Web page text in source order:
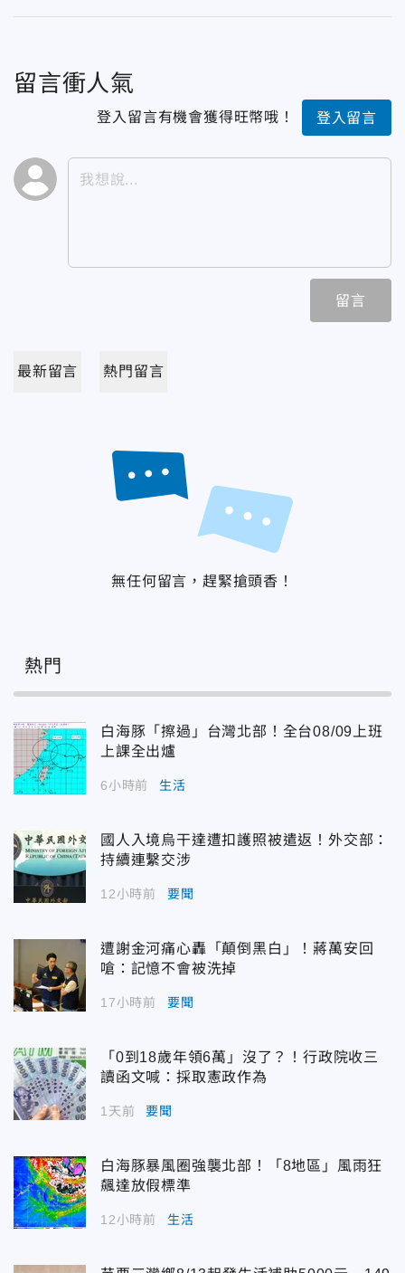
留言衝人氣
登入留言有機會獲得旺幣哦！ 登入留言
留言
最新留言 熱門留言
無任何留言，趕緊搶頭香！
熱門
白海豚「擦過」台灣北部！全台08/09上班
上課全出爐
6小時前 生活
國人入境烏干達遭扣護照被遣返！外交部：
持續連繫交涉
12小時前 要聞
遭謝金河痛心轟「顛倒黑白」！蔣萬安回
嗆：記憶不會被洗掉
17小時前 要聞
「0到18歲年領6萬」沒了？！行政院收三
讀函文喊：採取憲政作為
1天前 要聞
白海豚暴風圈強襲北部！「8地區」風雨狂
飆達放假標準
12小時前 生活